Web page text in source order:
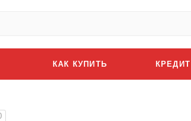
КАК КУПИТЬ КРЕДИТ